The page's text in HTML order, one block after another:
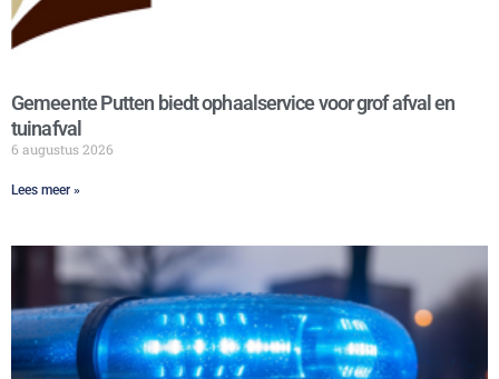
Gemeente Putten biedt ophaalservice voor grof afval en
tuinafval
6 augustus 2026
Lees meer »